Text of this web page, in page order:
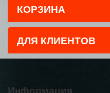
КОРЗИНА
ДЛЯ КЛИЕНТОВ
Информация